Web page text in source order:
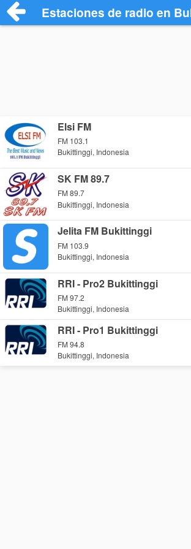
Estaciones de radio en
Elsi FM
FM 103.1
Bukittinggi, Indonesia
SK FM 89.7
FM 89.7
Bukittinggi, Indonesia
Jelita FM Bukittinggi
FM 103.9
Bukittinggi, Indonesia
RRI - Pro2 Bukittinggi
FM 97.2
Bukittinggi, Indonesia
RRI - Pro1 Bukittinggi
FM 94.8
Bukittinggi, Indonesia